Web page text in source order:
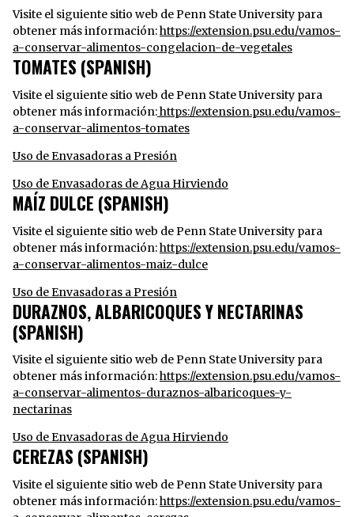
Visite el siguiente sitio web de Penn State University para
obtener más información:https://extension.psu.edu/vamos-
a-conservar-alimentos-congelacion-de-vegetales
TOMATES (SPANISH)
Visite el siguiente sitio web de Penn State University para
obtener más información:https://extension.psu.edu/vamos-
a-conservar-alimentos-tomates
Uso de Envasadoras a Presión
Uso de Envasadoras de Agua Hirviendo
MAÍZ DULCE (SPANISH)
Visite el siguiente sitio web de Penn State University para
obtener más información:https://extension.psu.edu/vamos-
a-conservar-alimentos-maiz-dulce
Uso de Envasadoras a Presión
DURAZNOS, ALBARICOQUES Y NECTARINAS
(SPANISH)
Visite el siguiente sitio web de Penn State University para
obtener más información:https://extension.psu.edu/vamos-
a-conservar-alimentos-duraznos-albaricoques-y-
nectarinas
Uso de Envasadoras de Agua Hirviendo
CEREZAS (SPANISH)
Visite el siguiente sitio web de Penn State University para
obtener más información:https://extension.psu.edu/vamos-